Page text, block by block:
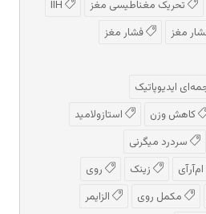
تحریک مغناطیسی مغز
مغز
فشار مغز
ایدیوپاتیک
کاهش وزن
استازولامید
سردرد میگرنی
ام‌آر‌آی زینک
روی
مکمل روی
الزایمر